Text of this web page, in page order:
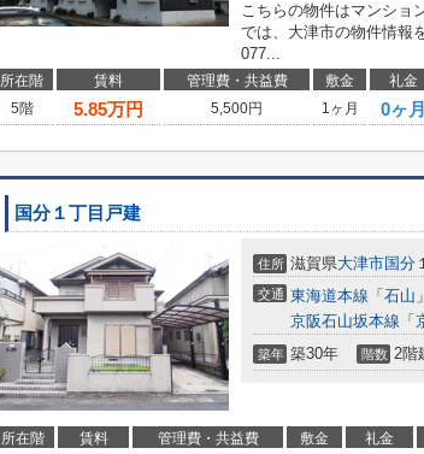
こちらの物件はマンショ
では、大津市の物件情報
077...
所在階 賃料 管理費・共益費 敷金 礼金
5階
5.85万円 5,500円 1ヶ月 0ヶ月
国分１丁目戸建
住所 滋賀県大津市国分
交通 東海道本線 「 石山
京阪石山坂本線 「
築年 築30年 階数 2階
所在階 賃料 管理費・共益費 敷金 礼金